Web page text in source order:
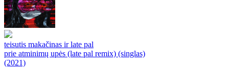
teisutis makačinas ir late pal
prie atminimų upės (late pal remix) (singlas)
(2021)